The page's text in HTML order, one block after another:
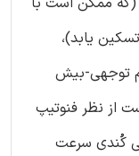
یابد)،
توجهی-بیش
از نظر فنوتیپ
کُندی سرعت